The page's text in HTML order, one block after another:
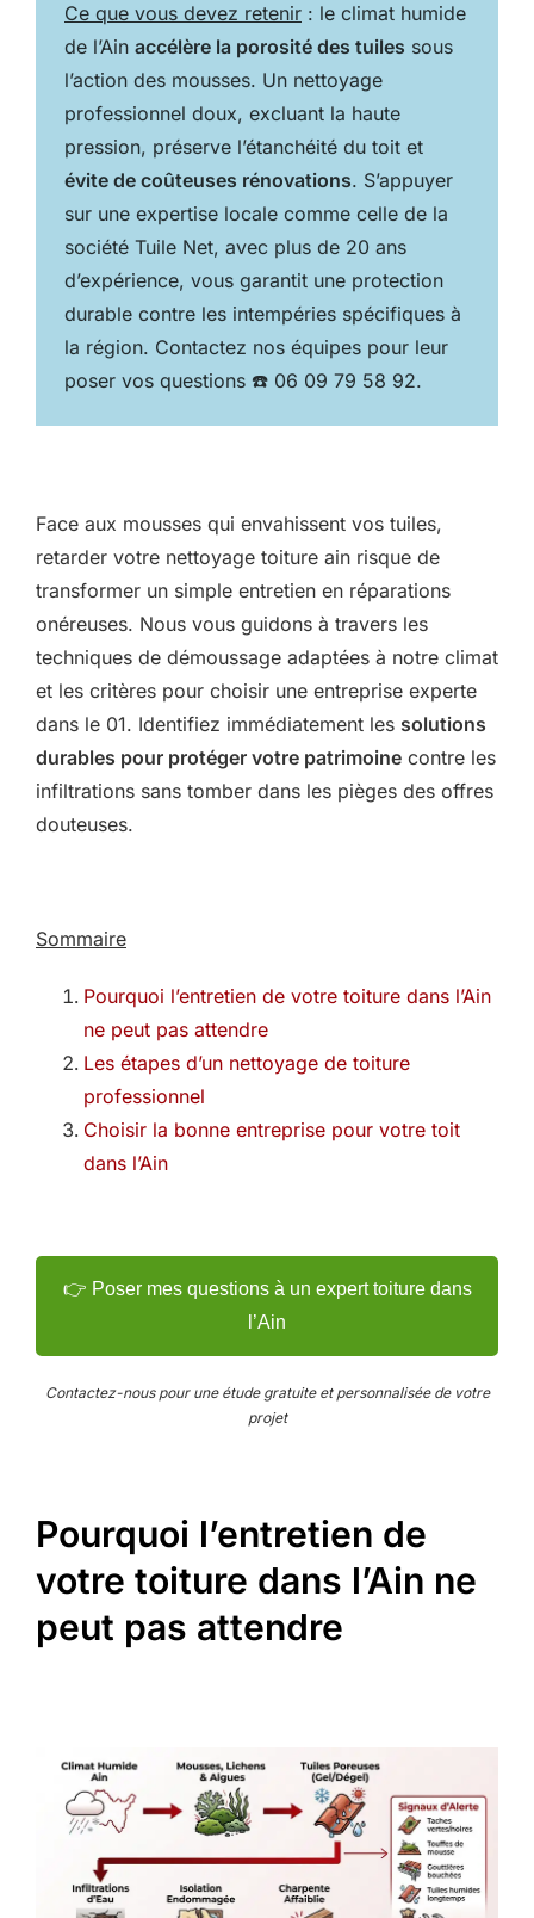
Ce que vous devez retenir : le climat humide
de l’Ain accélère la porosité des tuiles sous
l’action des mousses. Un nettoyage
professionnel doux, excluant la haute
pression, préserve l’étanchéité du toit et
évite de coûteuses rénovations. S’appuyer
sur une expertise locale comme celle de la
société Tuile Net, avec plus de 20 ans
d’expérience, vous garantit une protection
durable contre les intempéries spécifiques à
la région. Contactez nos équipes pour leur
poser vos questions ☎️ 06 09 79 58 92.
Face aux mousses qui envahissent vos tuiles,
retarder votre nettoyage toiture ain risque de
transformer un simple entretien en réparations
onéreuses. Nous vous guidons à travers les
techniques de démoussage adaptées à notre climat
et les critères pour choisir une entreprise experte
dans le 01. Identifiez immédiatement les solutions
durables pour protéger votre patrimoine contre les
infiltrations sans tomber dans les pièges des offres
douteuses.
Sommaire
Pourquoi l’entretien de votre toiture dans l’Ain
ne peut pas attendre
Les étapes d’un nettoyage de toiture
professionnel
Choisir la bonne entreprise pour votre toit
dans l’Ain
👉 Poser mes questions à un expert toiture dans
l’Ain
Contactez-nous pour une étude gratuite et personnalisée de votre
projet
Pourquoi l’entretien de
votre toiture dans l’Ain ne
peut pas attendre